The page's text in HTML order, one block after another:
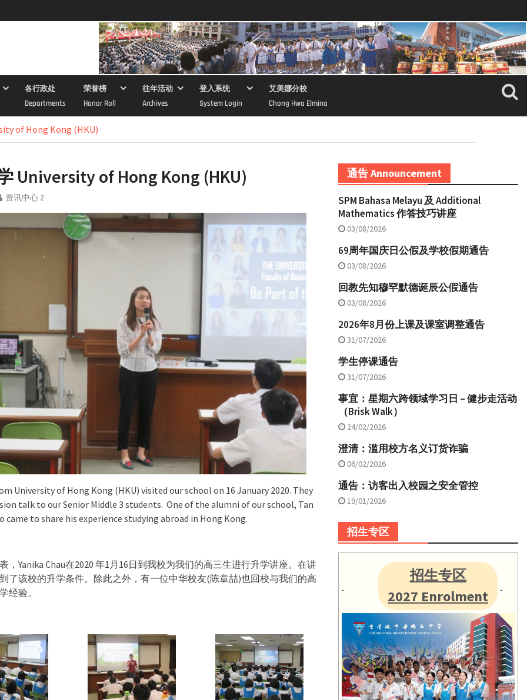
各行政处
Departments
荣誉榜
Honor Roll
往年活动
Archives
登入系统
System Login
艾美娜分校
Chong Hwa Elmina
of Hong Kong (HKU)
University of Hong Kong (HKU)
资讯中心 2
University of Hong Kong (HKU) visited our school on 16 January 2020. They
talk to our Senior Middle 3 students. One of the alumni of our school, Tan
came to share his experience studying abroad in Hong Kong.
，Yanika Chau在2020 年1月16日到我校为我们的高三生进行升学讲座。在讲
了该校的升学条件。除此之外，有一位中华校友(陈章喆)也回校与我们的高
经验。
通告 Announcement
SPM Bahasa Melayu 及 Additional
Mathematics 作答技巧讲座
03/08/2026
69周年国庆日公假及学校假期通告
03/08/2026
回教先知穆罕默德诞辰公假通告
03/08/2026
2026年8月份上课及课室调整通告
31/07/2026
学生停课通告
31/07/2026
事宜：星期六跨领域学习日 – 健步走活动
（Brisk Walk）
24/02/2026
澄清：滥用校方名义订货诈骗
06/02/2026
通告：访客出入校园之安全管控
19/01/2026
招生专区
招生专区
2027 Enrolment